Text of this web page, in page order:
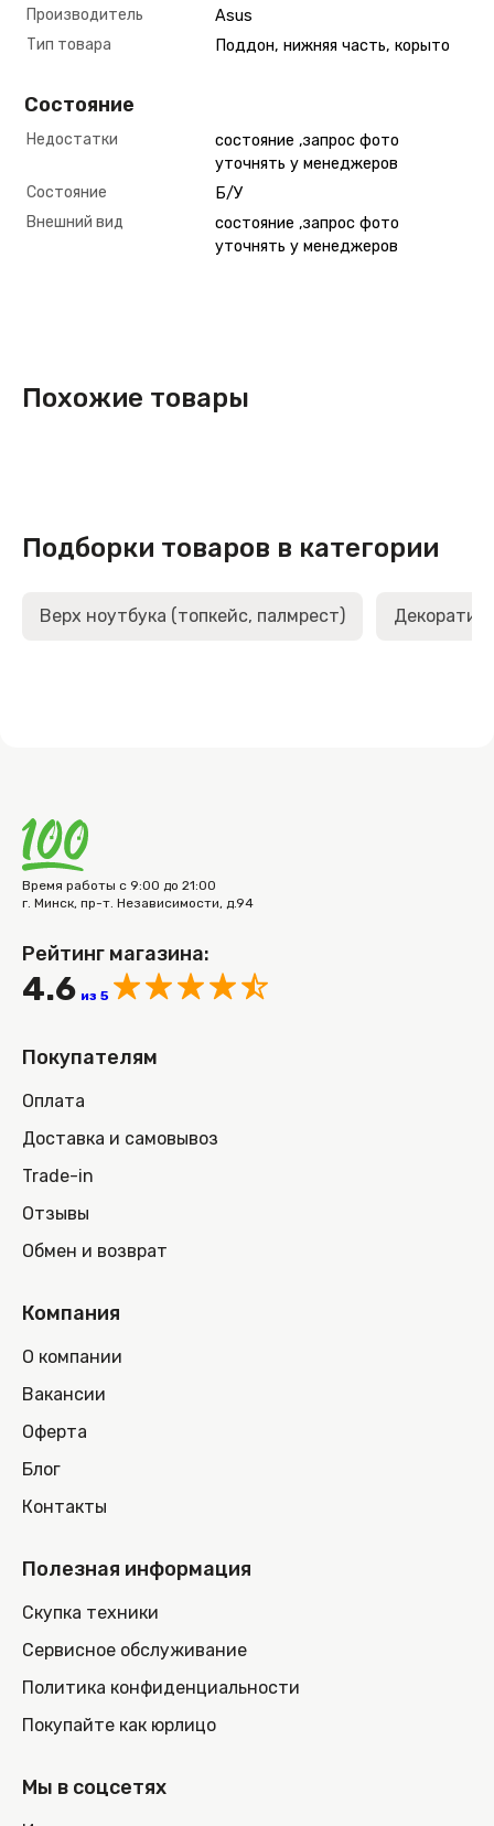
Производитель
Asus
Тип товара
Поддон, нижняя часть, корыто
Состояние
Недостатки
состояние ,запрос фото
уточнять у менеджеров
Состояние
Б/У
Внешний вид
состояние ,запрос фото
уточнять у менеджеров
Похожие товары
Подборки товаров в категории
Верх ноутбука (топкейс, палмрест)
Время работы с 9:00 до 21:00
г. Минск, пр-т. Независимости, д.94
Рейтинг магазина:
4.6 из 5
Покупателям
Оплата
Доставка и самовывоз
Trade-in
Отзывы
Обмен и возврат
Компания
О компании
Вакансии
Оферта
Блог
Контакты
Полезная информация
Скупка техники
Сервисное обслуживание
Политика конфиденциальности
Покупайте как юрлицо
Мы в соцсетях